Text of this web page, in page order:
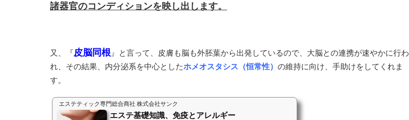
諸器官のコンディションを映し出します。
又、『皮脳同根 』と言って、皮膚も脳も外胚葉から出発しているので、大脳との連携が速やかに行わ
れ、その結果、内分泌系を中心としたホメオスタシス（恒常性） の維持に向け、手助けをしてくれま
す。
エステティック専門総合商社 株式会社サンク
エステ基礎知識、免疫とアレルギー